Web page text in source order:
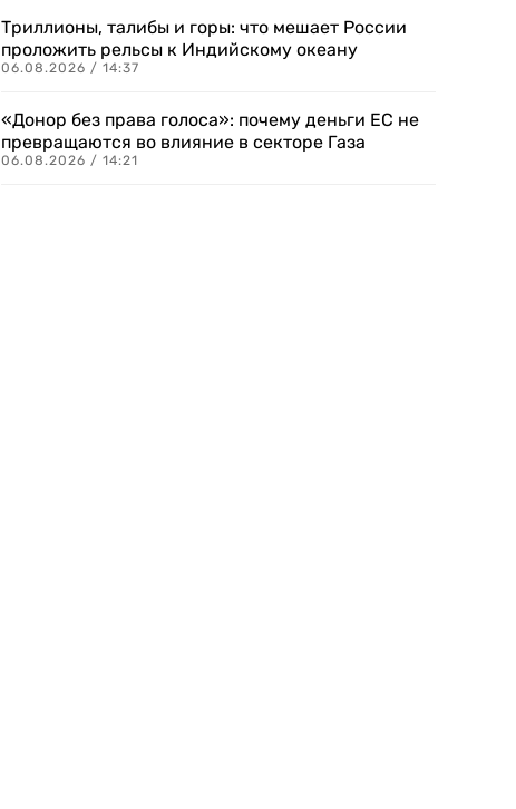
Триллионы, талибы и горы: что мешает России
проложить рельсы к Индийскому океану
06.08.2026 / 14:37
«Донор без права голоса»: почему деньги ЕС не
превращаются во влияние в секторе Газа
06.08.2026 / 14:21